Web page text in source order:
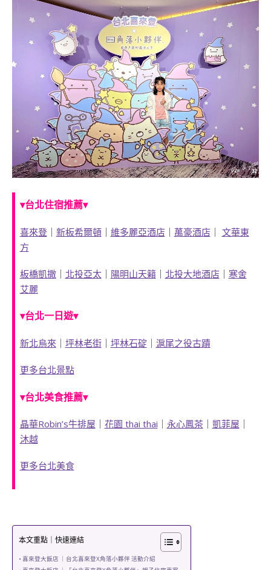
▾台北住宿推薦▾
喜來登｜ 新板希爾頓｜ 維多麗亞酒店｜ 萬豪酒店｜ 文華東
方
板橋凱撒｜ 北投亞太｜ 陽明山天籟｜ 北投大地酒店｜ 寒舍
艾麗
▾台北一日遊▾
新北烏來 坪林老街｜ 坪林石碇 滬尾之役古蹟
更多台北景點
▾台北美食推薦▾
晶華Robin’s牛排屋 花園 thai thai 永心鳳茶｜ 凱菲屋
沐越
更多台北美食
本文重點｜快速連結
喜來登大飯店 ｜台北喜來登X角落小夥伴 活動介紹